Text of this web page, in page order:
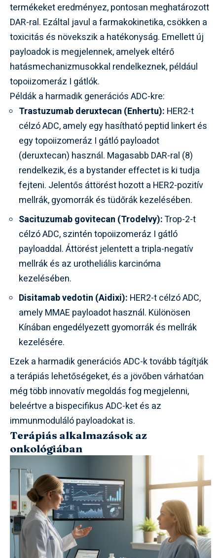
termékeket eredményez, pontosan meghatározott
DAR-ral. Ezáltal javul a farmakokinetika, csökken a
toxicitás és növekszik a hatékonyság. Emellett új
payloadok is megjelennek, amelyek eltérő
hatásmechanizmusokkal rendelkeznek, például
topoiizomeráz I gátlók.
Példák a harmadik generációs ADC-kre:
Trastuzumab deruxtecan (Enhertu): HER2-t
célzó ADC, amely egy hasítható peptid linkert és
egy topoiizomeráz I gátló payloadot
(deruxtecan) használ. Magasabb DAR-ral (8)
rendelkezik, és a bystander effectet is ki tudja
fejteni. Jelentős áttörést hozott a HER2-pozitív
mellrák, gyomorrák és tüdőrák kezelésében.
Sacituzumab govitecan (Trodelvy):Trop-2-t
célzó ADC, szintén topoiizomeráz I gátló
payloaddal. Áttörést jelentett a tripla-negatív
mellrák és az urotheliális karcinóma
kezelésében.
Disitamab vedotin (Aidixi): HER2-t célzó ADC,
amely MMAE payloadot használ. Különösen
Kínában engedélyezett gyomorrák és mellrák
kezelésére.
Ezek a harmadik generációs ADC-k tovább tágítják
a terápiás lehetőségeket, és a jövőben várhatóan
még több innovatív megoldás fog megjelenni,
beleértve a bispecifikus ADC-ket és az
immunmoduláló payloadokat is.
Terápiás alkalmazások az
onkológiában